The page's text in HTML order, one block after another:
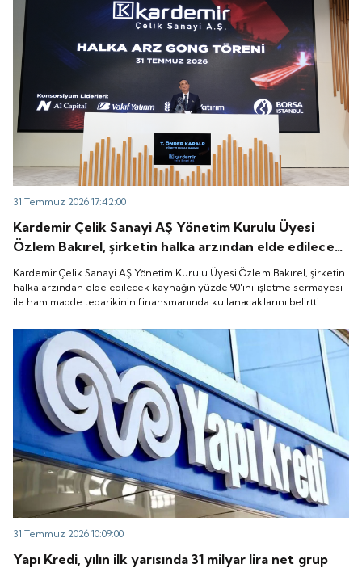
31 Temmuz 2026 17:42:00
Kardemir Çelik Sanayi AŞ Yönetim Kurulu Üyesi
Özlem Bakırel, şirketin halka arzından elde edilecek
kaynağın yüzde 90'ını işletme sermayesi ile ham
madde tedarikinin finansmanında kullanacaklarını
belirtti.
Kardemir Çelik Sanayi AŞ Yönetim Kurulu Üyesi Özlem Bakırel, şirketin
halka arzından elde edilecek kaynağın yüzde 90'ını işletme sermayesi
ile ham madde tedarikinin finansmanında kullanacaklarını belirtti.
31 Temmuz 2026 10:09:00
Yapı Kredi, yılın ilk yarısında 31 milyar lira net grup